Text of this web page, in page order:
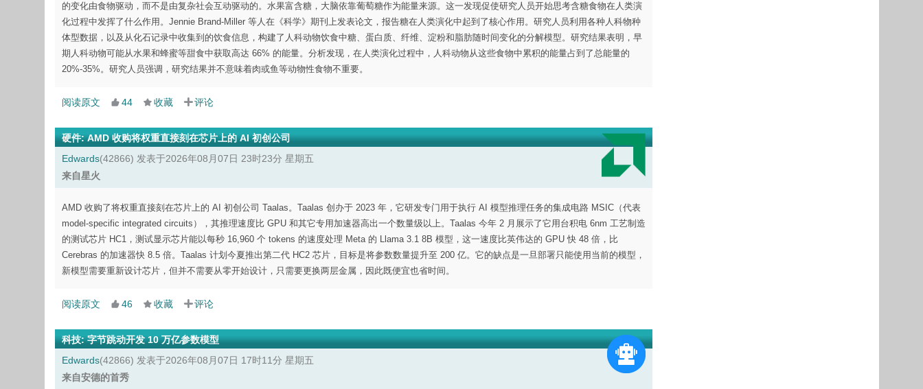
的变化由食物驱动，而不是由复杂社会互动驱动的。水果富含糖，大脑依靠葡萄糖作为能量来源。这一发现促使研究人员开始思考含糖食物在人类演
化过程中发挥了什么作用。Jennie Brand-Miller 等人在《科学》期刊上发表论文，报告糖在人类演化中起到了核心作用。研究人员利用各种人科物种
体型数据，以及从化石记录中收集到的饮食信息，构建了人科动物饮食中糖、蛋白质、纤维、淀粉和脂肪随时间变化的分解模型。研究结果表明，早
期人科动物可能从水果和蜂蜜等甜食中获取高达 66% 的能量。分析发现，在人类演化过程中，人科动物从这些食物中累积的能量占到了总能量的
20%-35%。研究人员强调，研究结果并不意味着肉或鱼等动物性食物不重要。
阅读原文 44 收藏 评论
硬件:AMD 收购将权重直接刻在芯片上的 AI 初创公司
Edwards(42866) 发表于2026年08月07日 23时23分 星期五
来自星火
AMD 收购了将权重直接刻在芯片上的 AI 初创公司 Taalas。Taalas 创办于 2023 年，它研发专门用于执行 AI 模型推理任务的集成电路 MSIC（代表
model-specific integrated circuits），其推理速度比 GPU 和其它专用加速器高出一个数量级以上。Taalas 今年 2 月展示了它用台积电 6nm 工艺制造
的测试芯片 HC1，测试显示芯片能以每秒 16,960 个 tokens 的速度处理 Meta 的 Llama 3.1 8B 模型，这一速度比英伟达的 GPU 快 48 倍，比
Cerebras 的加速器快 8.5 倍。Taalas 计划今夏推出第二代 HC2 芯片，目标是将参数数量提升至 200 亿。它的缺点是一旦部署只能使用当前的模型，
新模型需要重新设计芯片，但并不需要从零开始设计，只需要更换两层金属，因此既便宜也省时间。
阅读原文 46 收藏 评论
科技:字节跳动开发 10 万亿参数模型
Edwards(42866) 发表于2026年08月07日 17时11分 星期五
来自安德的首秀